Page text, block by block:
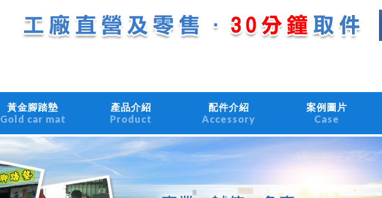
黃金腳踏墊
Gold car mat
產品介紹
Product
配件介紹
Accessory
案例圖片
Case